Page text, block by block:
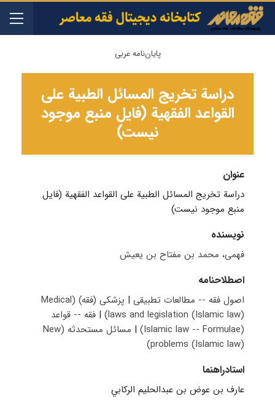
پایان‌نامه عربی
دراسة تخریج المسائل الطبیة علی
القواعد الفقهیة (فایل منبع موجود
نیست)
عنوان
دراسة تخریج المسائل الطبیة علی القواعد الفقهیة (فایل
منبع موجود نیست)
نویسنده
فهمی، محمد بن مفتاح بن یعیش
اصطلاحنامه
اصول فقه -- مطالعات تطبیقی |
‫پزشکی (فقه)‬ (Medical
laws and legislation (Islamic law))
| فقه -- قواعد
(Islamic law -- Formulae)
|
مسائل مستحدثه (New
problems (Islamic law))
استادراهنما
عارف بن عوض بن عبدالحليم الركابي